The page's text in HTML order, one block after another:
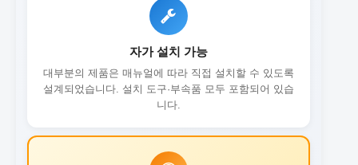
자가 설치 가능
대부분의 제품은 매뉴얼에 따라 직접 설치할 수 있도록
설계되었습니다. 설치 도구·부속품 모두 포함되어 있습
니다.